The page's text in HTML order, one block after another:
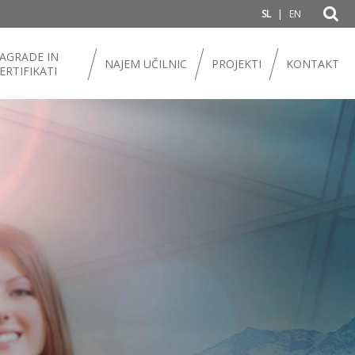
SL | EN
IN
NAJEM UČILNIC PROJEKTI KONTAKT